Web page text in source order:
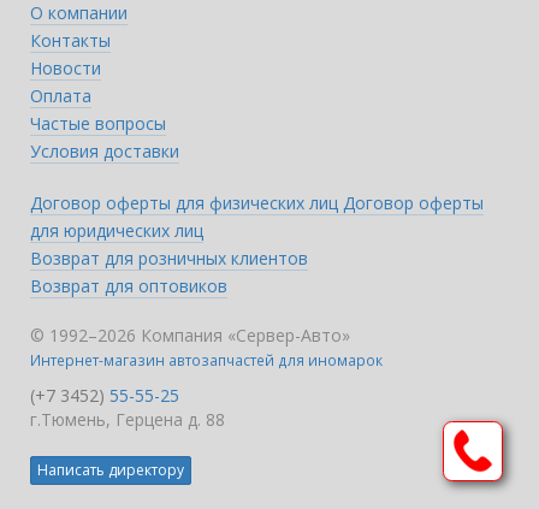
О компании
Контакты
Новости
Оплата
Частые вопросы
Условия доставки
Договор оферты для физических лиц Договор оферты
для юридических лиц
Возврат для розничных клиентов
Возврат для оптовиков
© 1992–2026 Компания «Сервер-Авто»
Интернет-магазин автозапчастей для иномарок
(+7 3452) 55-55-25
г.Тюмень, Герцена д. 88
Написать директору